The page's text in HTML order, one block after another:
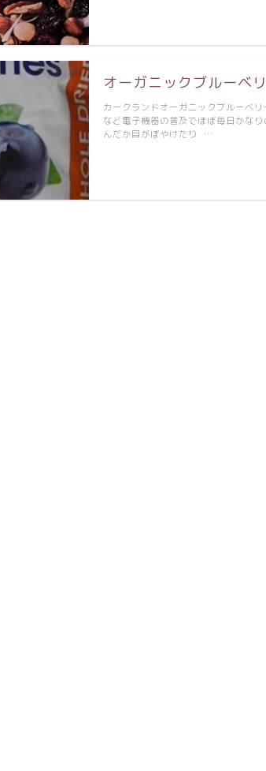
オーガニックブルーベ
カークランドオーガニックブルーベ
など電子機器の普及でほぼ毎日かな
んだか目がぼやけたり …